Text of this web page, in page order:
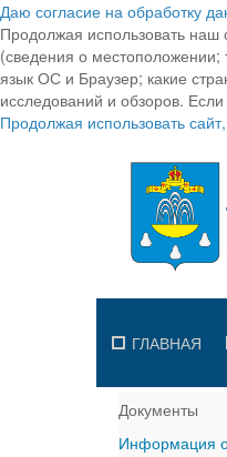
Даю согласие на обработку
Продолжая использовать наш
(сведения о местоположении;
язык ОС и Браузер; какие
исследований и обзоров.
Продолжая использовать
ГЛАВНАЯ
Документы
Информация о